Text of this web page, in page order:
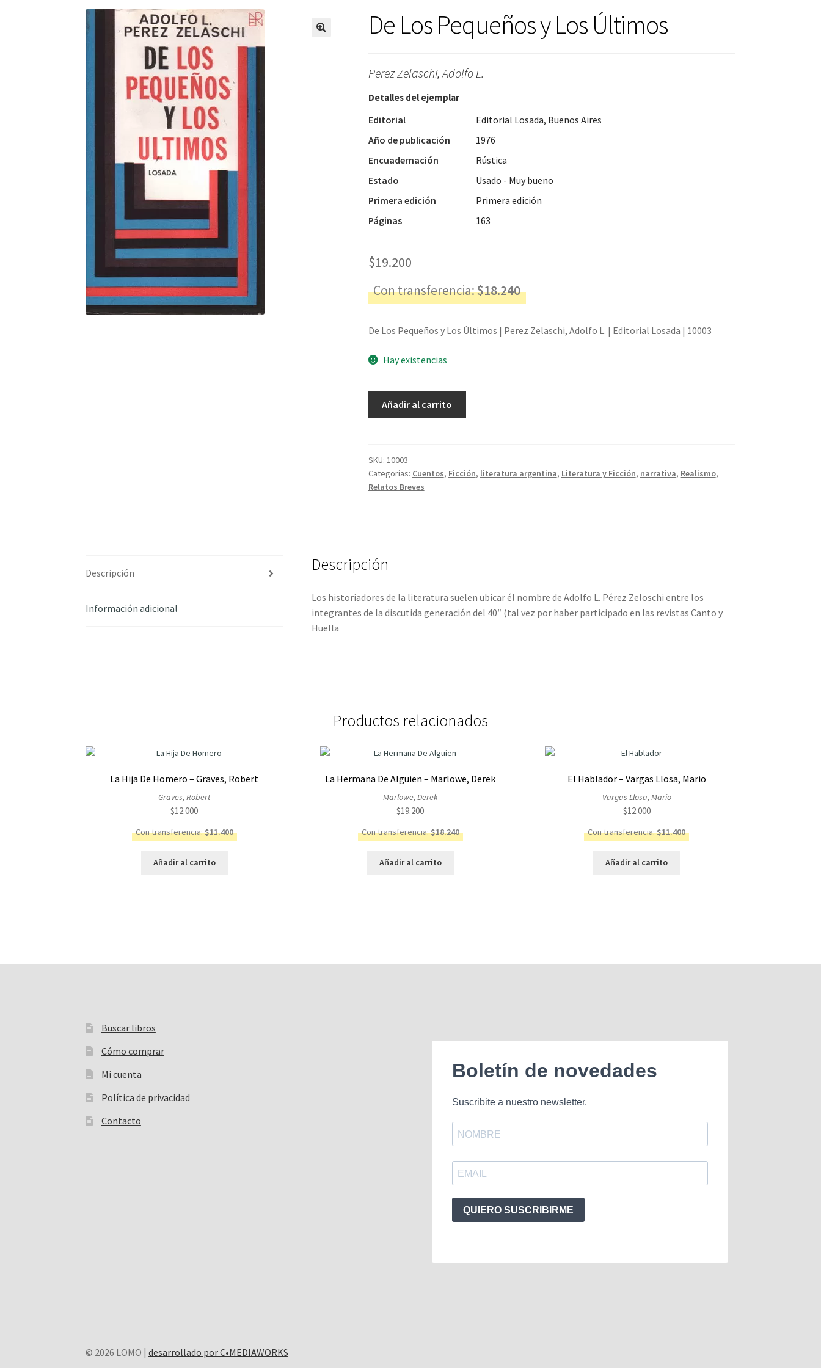
De Los Pequeños y Los Últimos
Perez Zelaschi, Adolfo L.
Detalles del ejemplar
Editorial
Editorial Losada, Buenos Aires
Año de publicación
1976
Encuadernación
Rústica
Estado
Usado - Muy bueno
Primera edición
Primera edición
Páginas
163
$19.200
Con transferencia:$18.240
De Los Pequeños y Los Últimos | Perez Zelaschi, Adolfo L. | Editorial Losada | 10003
Hay existencias
Los
Últimos
-
cantidad
Añadir al carrito
SKU: 10003
Categorías: Cuentos, Ficción, literatura argentina, Literatura y Ficción, narrativa, Realismo,
Relatos Breves
Descripción
Información adicional
Descripción
Los historiadores de la literatura suelen ubicar él nombre de Adolfo L. Pérez Zeloschi entre los
integrantes de la discutida generación del 40″ (tal vez por haber participado en las revistas Canto y
Huella
Productos relacionados
La Hija De Homero – Graves, Robert
Graves, Robert
$12.000
Con transferencia:$11.400
Añadir al carrito
La Hermana De Alguien – Marlowe, Derek
Marlowe, Derek
$19.200
Con transferencia:$18.240
Añadir al carrito
El Hablador – Vargas Llosa, Mario
Vargas Llosa, Mario
$12.000
Con transferencia:$11.400
Añadir al carrito
Buscar libros
Buscar:
Cómo comprar
Mi cuenta
Política de privacidad
Contacto
Boletín de novedades
Suscribite a nuestro newsletter.
QUIERO SUSCRIBIRME
© 2026 LOMO |desarrollado por C•MEDIAWORKS